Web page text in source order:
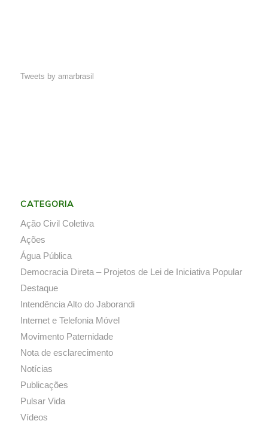
Tweets by amarbrasil
CATEGORIA
Ação Civil Coletiva
Ações
Água Pública
Democracia Direta – Projetos de Lei de Iniciativa Popular
Destaque
Intendência Alto do Jaborandi
Internet e Telefonia Móvel
Movimento Paternidade
Nota de esclarecimento
Notícias
Publicações
Pulsar Vida
Vídeos